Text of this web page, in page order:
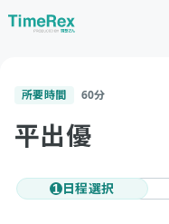
所要時間 60分
平出優
1 日程選択